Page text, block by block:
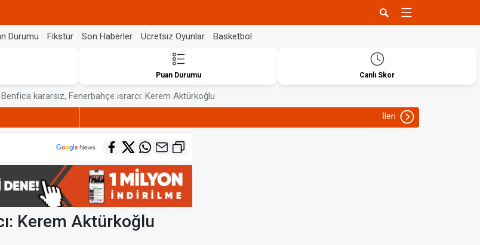
Durumu Fikstür Son Haberler Ücretsiz Oyunlar Basketbol
Puan Durumu Canlı Skor
Benfica kararsız, Fenerbahçe ısrarcı: Kerem Aktürkoğlu
İleri
Kerem Aktürkoğlu